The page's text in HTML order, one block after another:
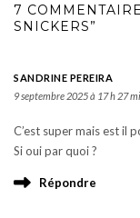
7
SNICKERS”
SANDRINE PEREIRA
9 septembre 2025 à 17 h 27
C’est super mais est il
Si oui par quoi ?
Répondre